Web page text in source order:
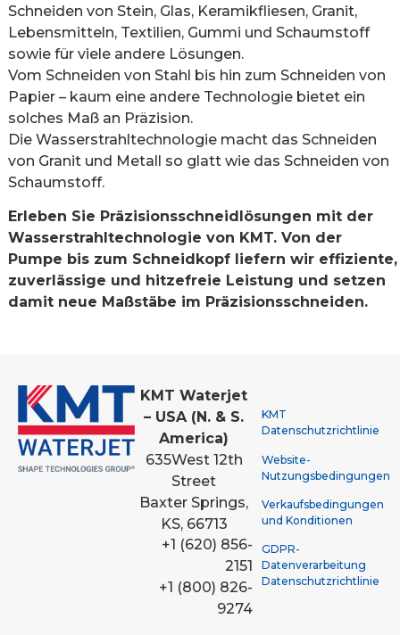
Schneiden von Stein, Glas, Keramikfliesen, Granit,
Lebensmitteln, Textilien, Gummi und Schaumstoff
sowie für viele andere Lösungen.
Vom Schneiden von Stahl bis hin zum Schneiden von
Papier – kaum eine andere Technologie bietet ein
solches Maß an Präzision.
Die Wasserstrahltechnologie macht das Schneiden
von Granit und Metall so glatt wie das Schneiden von
Schaumstoff.
Erleben Sie Präzisionsschneidlösungen mit der
Wasserstrahltechnologie von KMT. Von der
Pumpe bis zum Schneidkopf liefern wir effiziente,
zuverlässige und hitzefreie Leistung und setzen
damit neue Maßstäbe im Präzisionsschneiden.
KMT Waterjet
– USA (N. & S.
America)
635West 12th
Street
Baxter Springs,
KS, 66713
+1 (620) 856-
2151
+1 (800) 826-
9274
KMT
Datenschutzrichtlinie
Website-
Nutzungsbedingungen
Verkaufsbedingungen
und Konditionen
GDPR-
Datenverarbeitung
Datenschutzrichtlinie